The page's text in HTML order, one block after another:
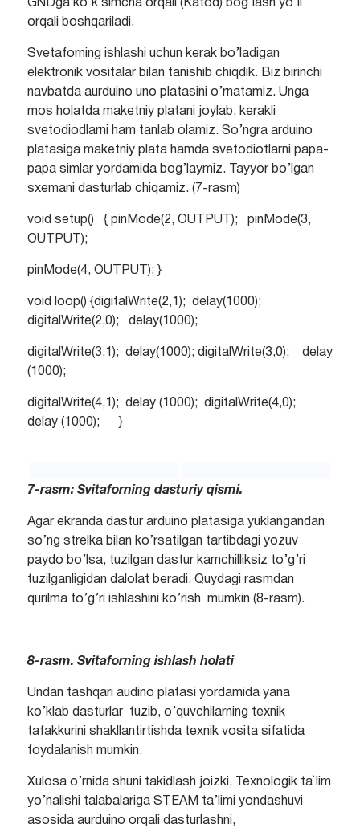
GNDga ko’k simcha orqali (Katod) bog’lash yo’li
orqali boshqariladi.
Svetaforning ishlashi uchun kerak bo’ladigan
elektronik vositalar bilan tanishib chiqdik. Biz birinchi
navbatda aurduino uno platasini o’rnatamiz. Unga
mos holatda maketniy platani joylab, kerakli
svetodiodlarni ham tanlab olamiz. So’ngra arduino
platasiga maketniy plata hamda svetodiotlarni papa-
papa simlar yordamida bog’laymiz. Tayyor bo’lgan
sxemani dasturlab chiqamiz. (7-rasm)
void setup() { pinMode(2, OUTPUT); pinMode(3,
OUTPUT);
pinMode(4, OUTPUT); }
void loop() {digitalWrite(2,1); delay(1000);
digitalWrite(2,0); delay(1000);
digitalWrite(3,1); delay(1000); digitalWrite(3,0); delay
(1000);
digitalWrite(4,1); delay (1000); digitalWrite(4,0);
delay (1000); }
7-rasm: Svitaforning dasturiy qismi.
Agar ekranda dastur arduino platasiga yuklangandan
so’ng strelka bilan ko’rsatilgan tartibdagi yozuv
paydo bo’lsa, tuzilgan dastur kamchilliksiz to’g’ri
tuzilganligidan dalolat beradi. Quydagi rasmdan
qurilma to’g’ri ishlashini ko’rish mumkin (8-rasm).
8-rasm. Svitaforning ishlash holati
Undan tashqari audino platasi yordamida yana
ko’klab dasturlar tuzib, o’quvchilarning texnik
tafakkurini shakllantirtishda texnik vosita sifatida
foydalanish mumkin.
Xulosa o’rnida shuni takidlash joizki, Texnologik ta`lim
yo’nalishi talabalariga STEAM ta’limi yondashuvi
asosida aurduino orqali dasturlashni,